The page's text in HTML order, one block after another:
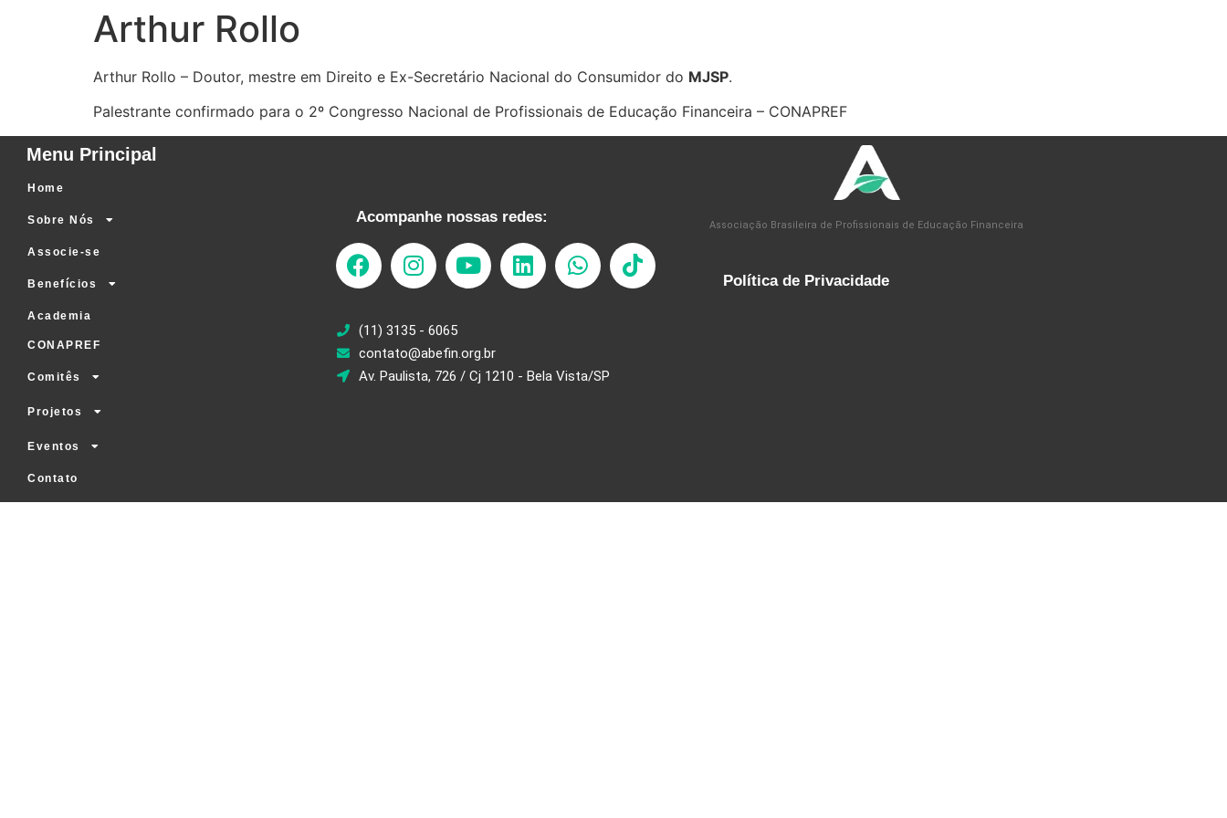
Arthur Rollo
Arthur Rollo – Doutor, mestre em Direito e Ex-Secretário Nacional do Consumidor do MJSP.
Palestrante confirmado para o 2º Congresso Nacional de Profissionais de Educação Financeira – CONAPREF
Menu Principal
Home
Sobre Nós
Associe-se
Benefícios
Academia
CONAPREF
Comitês
Projetos
Eventos
Contato
Acompanhe nossas redes:
(11) 3135 - 6065
contato@abefin.org.br
Av. Paulista, 726 / Cj 1210 - Bela Vista/SP
Associação Brasileira de Profissionais de Educação Financeira
Política de Privacidade